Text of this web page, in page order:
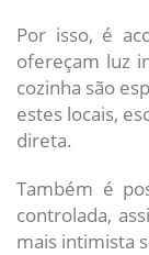
Por isso, é
ofereçam luz
cozinha são
estes locais,
direta.
Também é
controlada,
mais intimista